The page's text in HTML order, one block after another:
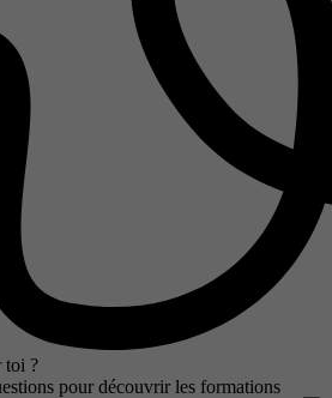
toi ?
pour découvrir les formations